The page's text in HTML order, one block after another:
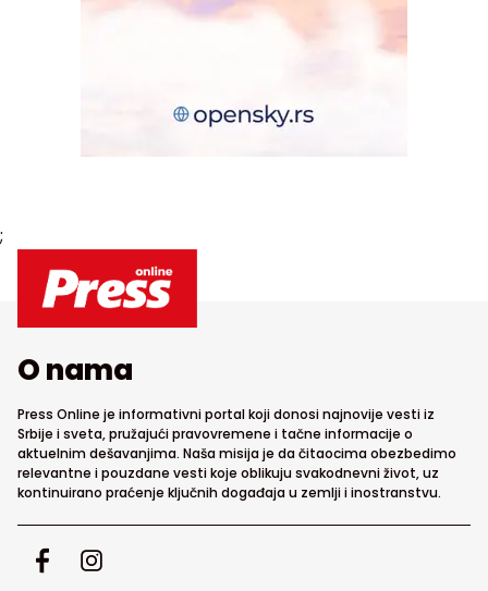
;
O nama
Press Online je informativni portal koji donosi najnovije vesti iz
Srbije i sveta, pružajući pravovremene i tačne informacije o
aktuelnim dešavanjima. Naša misija je da čitaocima obezbedimo
relevantne i pouzdane vesti koje oblikuju svakodnevni život, uz
kontinuirano praćenje ključnih događaja u zemlji i inostranstvu.